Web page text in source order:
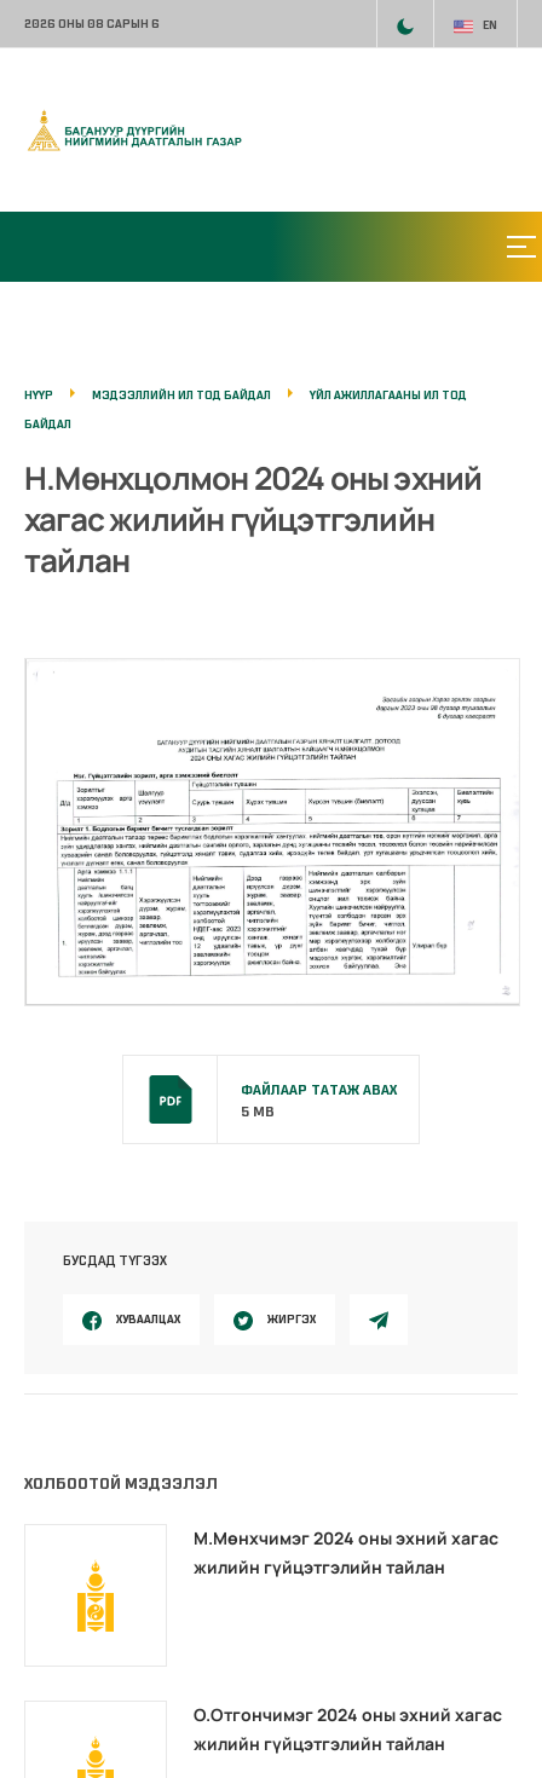
2026 ОНЫ 08 САРЫН 6 EN
НҮҮР МЭДЭЭЛЛИЙН ИЛ ТОД БАЙДАЛ
ҮЙЛ АЖИЛЛАГААНЫ ИЛ ТОД
БАЙДАЛ
Н.Мөнхцолмон 2024 оны эхний
хагас жилийн гүйцэтгэлийн
тайлан
ФАЙЛААР ТАТАЖ АВАХ
5 MB
БУСДАД ТҮГЭЭХ
ХУВААЛЦАХ ЖИРГЭХ
ХОЛБООТОЙ МЭДЭЭЛЭЛ
М.Мөнхчимэг 2024 оны эхний хагас
жилийн гүйцэтгэлийн тайлан
О.Отгончимэг 2024 оны эхний хагас
жилийн гүйцэтгэлийн тайлан